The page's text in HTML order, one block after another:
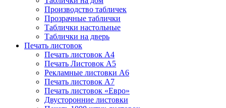
Производство табличек
Прозрачные таблички
Таблички настольные
Таблички на дверь
Печать листовок
Печать листовок А4
Печать Листовок А5
Рекламные листовки А6
Печать листовок А7
Печать листовок «Евро»
Двусторонние листовки